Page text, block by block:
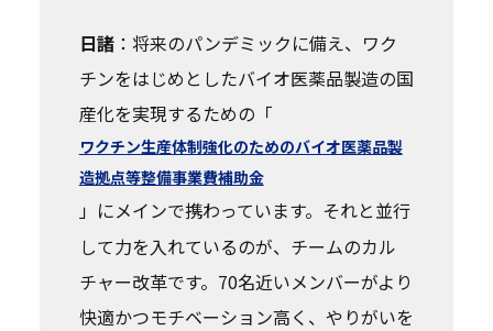
日諸：将来のパンデミックに備え、ワク
チンをはじめとしたバイオ医薬品製造の国
産化を実現するための「
ワクチン生産体制強化のためのバイオ医薬品製
造拠点等整備事業費補助金
」にメインで携わっています。それと並行
して力を入れているのが、チームのカル
チャー改革です。70名近いメンバーがより
快適かつモチベーション高く、やりがいを